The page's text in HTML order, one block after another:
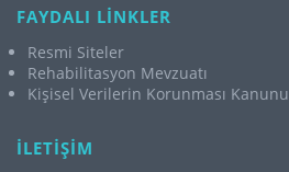
FAYDALI LİNKLER
Resmi Siteler
Rehabilitasyon Mevzuatı
Kişisel Verilerin Korunması Kanunu
İLETİŞİM